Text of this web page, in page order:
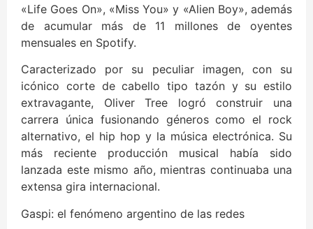
«Life Goes On», «Miss You» y «Alien Boy», además
de acumular más de 11 millones de oyentes
mensuales en Spotify.
Caracterizado por su peculiar imagen, con su
icónico corte de cabello tipo tazón y su estilo
extravagante, Oliver Tree logró construir una
carrera única fusionando géneros como el rock
alternativo, el hip hop y la música electrónica. Su
más reciente producción musical había sido
lanzada este mismo año, mientras continuaba una
extensa gira internacional.
Gaspi: el fenómeno argentino de las redes